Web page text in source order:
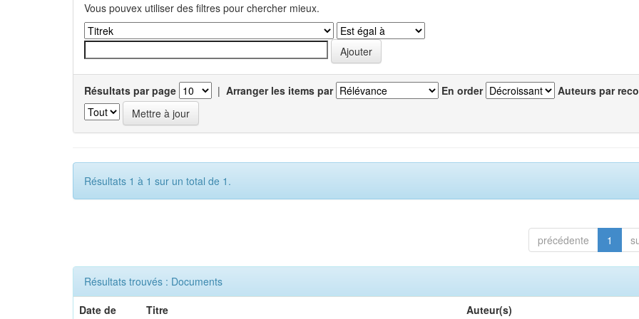
Vous pouvex utiliser des filtres pour chercher mieux.
Résultats par page | Arranger les items par En order Auteurs par
Résultats 1 à 1 sur un total de 1.
précédente 1
Résultats trouvés : Documents
Date de
Titre Auteur(s)